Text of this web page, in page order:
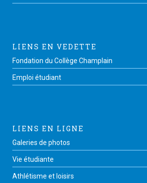
LIENS EN VEDETTE
Fondation du Collège Champlain
Emploi étudiant
LIENS EN LIGNE
Galeries de photos
Vie étudiante
Athlétisme et loisirs